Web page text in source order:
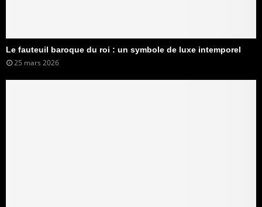
Le fauteuil baroque du roi : un symbole de luxe intemporel
25 mars 2026